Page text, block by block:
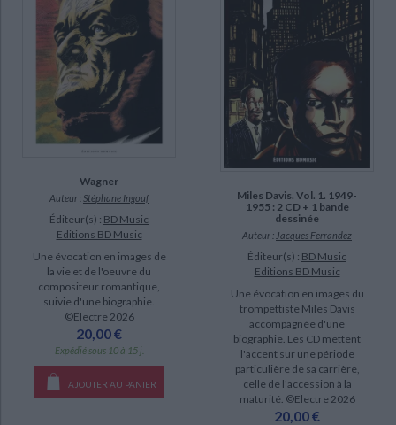
Wagner
Auteur : Stéphane Ingouf
Éditeur(s) : BD Music
Editions BD Music
Une évocation en images de
la vie et de l'oeuvre du
compositeur romantique,
suivie d'une biographie.
©Electre 2026
20,00 €
Expédié sous 10 à 15 j.
AJOUTER AU PANIER
Miles Davis. Vol. 1. 1949-
1955 : 2 CD + 1 bande
dessinée
Auteur : Jacques Ferrandez
Éditeur(s) : BD Music
Editions BD Music
Une évocation en images du
trompettiste Miles Davis
accompagnée d'une
biographie. Les CD mettent
l'accent sur une période
particulière de sa carrière,
celle de l'accession à la
maturité. ©Electre 2026
20,00 €